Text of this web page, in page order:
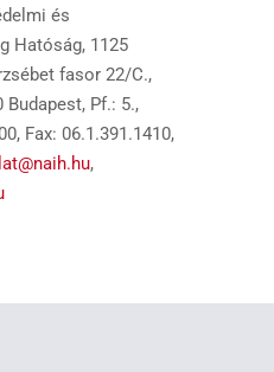
és
Hatóság, 1125
fasor 22/C.,
Pf.: 5.,
Fax: 06.1.391.1410,
,